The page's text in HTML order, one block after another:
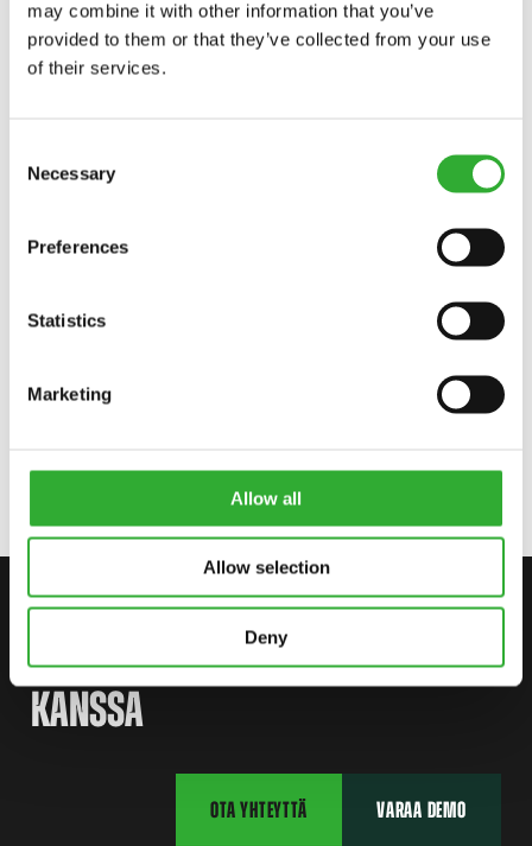
may combine it with other information that you’ve
provided to them or that they’ve collected from your use
of their services.
Selection
Necessary
Preferences
Statistics
Marketing
Allow all
Allow selection
Deny
metsätalous ja energiantuotanto, nykyaikaisen
metsänhoidon uusimmat koneet ja laitteet sekä
palveluita, koulutusta ja osaamista tarjoavat
AVOINNA:
OTA YHTEYTTÄ
ALOITA MATKASI AVANTIN
KANSSA
OTA YHTEYTTÄ VARAA DEMO